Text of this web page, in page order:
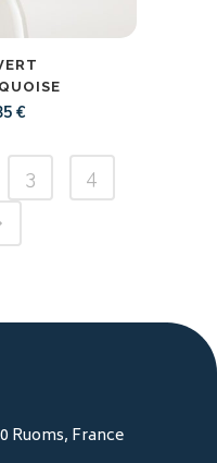
€Plage
115 €
3
4
Ruoms, France